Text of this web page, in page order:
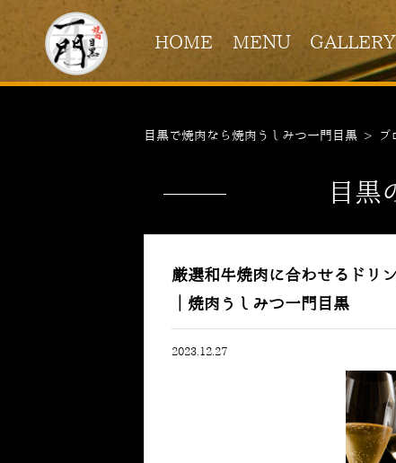
HOME MENU GALLERY
目黒で焼肉なら焼肉うしみつ一門目黒 > ブ
目黒
厳選和牛焼肉に合わせるドリ
｜焼肉うしみつ一門目黒
2023.12.27